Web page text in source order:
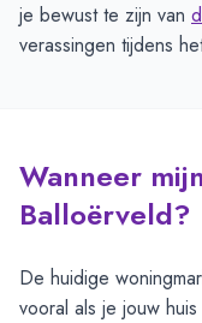
je bewust te zijn van
verassingen tijdens
Wanneer
Balloërveld?
De huidige
vooral als je jouw